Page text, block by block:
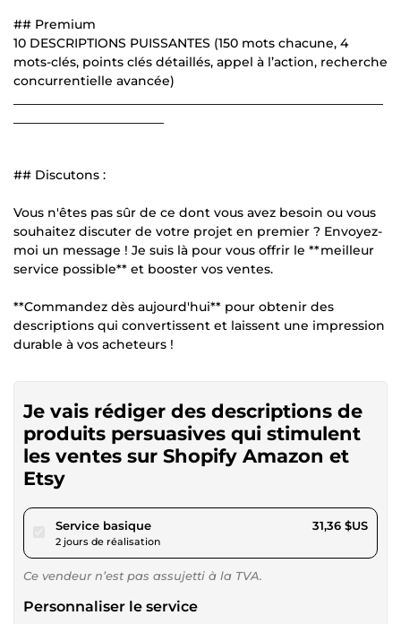
## Premium
10 DESCRIPTIONS PUISSANTES (150 mots chacune, 4
mots-clés, points clés détaillés, appel à l’action, recherche
concurrentielle avancée)
## Discutons :
Vous n'êtes pas sûr de ce dont vous avez besoin ou vous
souhaitez discuter de votre projet en premier ? Envoyez-
moi un message ! Je suis là pour vous offrir le **meilleur
service possible** et booster vos ventes.
**Commandez dès aujourd'hui** pour obtenir des
descriptions qui convertissent et laissent une impression
durable à vos acheteurs !
Je vais rédiger des descriptions de
produits persuasives qui stimulent
les ventes sur Shopify Amazon et
Etsy
Service basiquepour 28,90 $US
2 jours de réalisation
31,36 $US
Ce vendeur n’est pas assujetti à la TVA.
Personnaliser le service